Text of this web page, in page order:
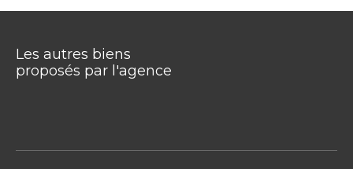
Les autres biens
proposés par l'agence